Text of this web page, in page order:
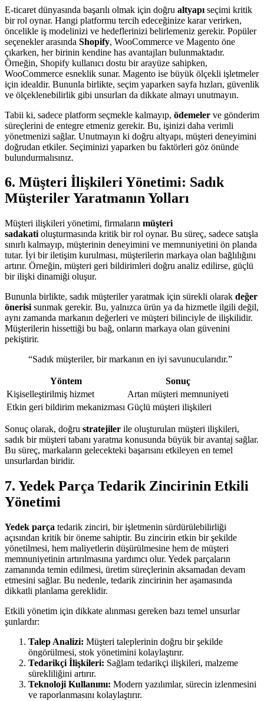
E-ticaret dünyasında başarılı olmak için doğru altyapı seçimi kritik
bir rol oynar. Hangi platformu tercih edeceğinize karar verirken,
öncelikle iş modelinizi ve hedeflerinizi belirlemeniz gerekir. Popüler
seçenekler arasında Shopify, WooCommerce ve Magento öne
çıkarken, her birinin kendine has avantajları bulunmaktadır.
Örneğin, Shopify kullanıcı dostu bir arayüze sahipken,
WooCommerce esneklik sunar. Magento ise büyük ölçekli işletmeler
için idealdir. Bununla birlikte, seçim yaparken sayfa hızları, güvenlik
ve ölçeklenebilirlik gibi unsurları da dikkate almayı unutmayın.
Tabii ki, sadece platform seçmekle kalmayıp, ödemeler ve gönderim
süreçlerini de entegre etmeniz gerekir. Bu, işinizi daha verimli
yönetmenizi sağlar. Unutmayın ki doğru altyapı, müşteri deneyimini
doğrudan etkiler. Seçiminizi yaparken bu faktörleri göz önünde
bulundurmalısınız.
6. Müşteri İlişkileri Yönetimi: Sadık
Müşteriler Yaratmanın Yolları
Müşteri ilişkileri yönetimi, firmaların müşteri
sadakati oluşturmasında kritik bir rol oynar. Bu süreç, sadece satışla
sınırlı kalmayıp, müşterinin deneyimini ve memnuniyetini ön planda
tutar. İyi bir iletişim kurulması, müşterilerin markaya olan bağlılığını
artırır. Örneğin, müşteri geri bildirimleri doğru analiz edilirse, güçlü
bir ilişki dinamiği oluşur.
Bununla birlikte, sadık müşteriler yaratmak için sürekli olarak değer
önerisi sunmak gerekir. Bu, yalnızca ürün ya da hizmetle ilgili değil,
aynı zamanda markanın değerleri ve müşteri bilinciyle de ilişkilidir.
Müşterilerin hissettiği bu bağ, onların markaya olan güvenini
pekiştirir.
“Sadık müşteriler, bir markanın en iyi savunucularıdır.”
Yöntem
Sonuç
Kişiselleştirilmiş hizmet
Artan müşteri memnuniyeti
Etkin geri bildirim mekanizması Güçlü müşteri ilişkileri
Sonuç olarak, doğru stratejiler ile oluşturulan müşteri ilişkileri,
sadık bir müşteri tabanı yaratma konusunda büyük bir avantaj sağlar.
Bu süreç, markaların gelecekteki başarısını etkileyen en temel
unsurlardan biridir.
7. Yedek Parça Tedarik Zincirinin Etkili
Yönetimi
Yedek parça tedarik zinciri, bir işletmenin sürdürülebilirliği
açısından kritik bir öneme sahiptir. Bu zincirin etkin bir şekilde
yönetilmesi, hem maliyetlerin düşürülmesine hem de müşteri
memnuniyetinin artırılmasına yardımcı olur. Yedek parçaların
zamanında temin edilmesi, üretim süreçlerinin aksamadan devam
etmesini sağlar. Bu nedenle, tedarik zincirinin her aşamasında
dikkatli planlama gereklidir.
Etkili yönetim için dikkate alınması gereken bazı temel unsurlar
şunlardır:
Talep Analizi: Müşteri taleplerinin doğru bir şekilde
öngörülmesi, stok yönetimini kolaylaştırır.
Tedarikçi İlişkileri: Sağlam tedarikçi ilişkileri, malzeme
sürekliliğini artırır.
Teknoloji Kullanımı: Modern yazılımlar, sürecin izlenmesini
ve raporlanmasını kolaylaştırır.